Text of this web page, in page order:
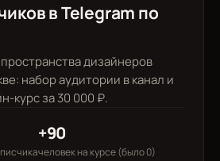
в Telegram по
дизайнеров
набор аудитории в канал и
курс за 30 000 ₽.
+90
человек на курсе (было 0)